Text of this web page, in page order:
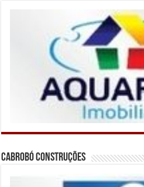
Cabrobó Construções